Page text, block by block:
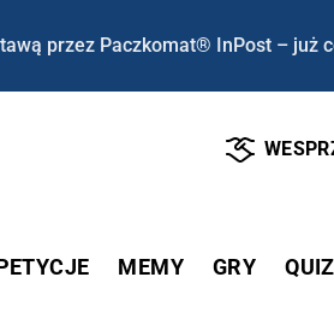
przez Paczkomat® InPost – już
MEMY GRY